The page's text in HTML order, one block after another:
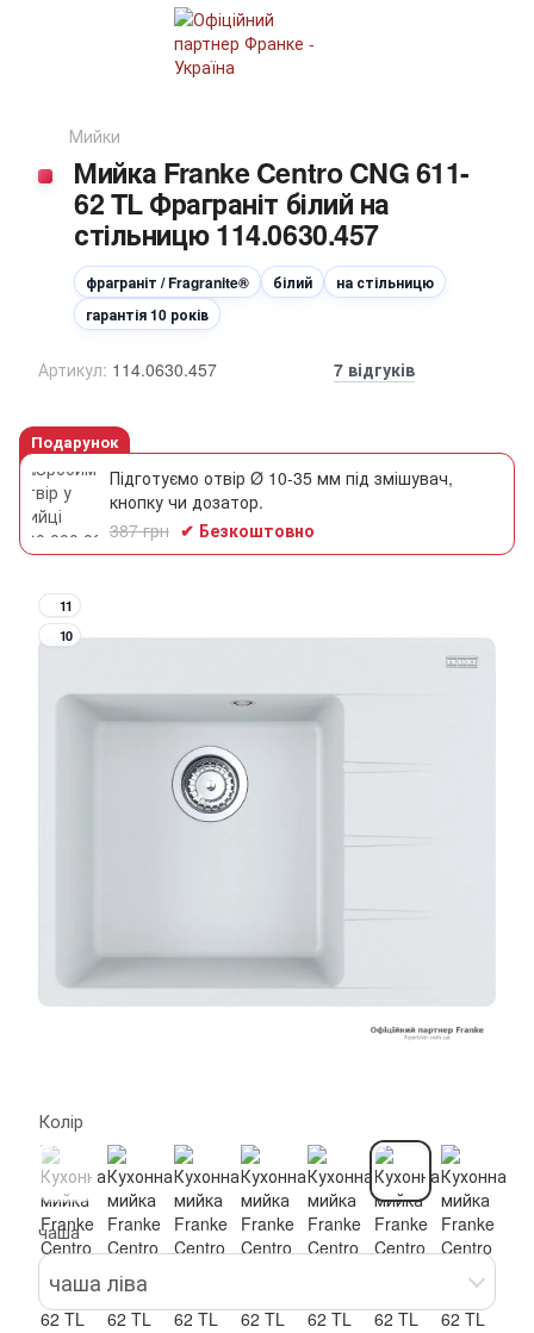
Мийки
Мийка Franke Centro CNG 611-
62 TL Фраграніт білий на
стільницю 114.0630.457
фраграніт / Fragranite® білий
на стільницю
гарантія 10 років
Артикул: 114.0630.457 7 відгуків
Подарунок
Підготуємо отвір Ø 10-35 мм під змішувач,
кнопку чи дозатор.
387 грн ✔ Безкоштовно
11
10
Колір
чаша
чаша ліва